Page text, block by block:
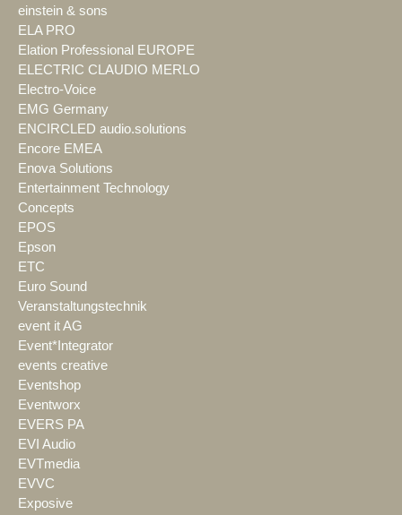
einstein & sons
ELA PRO
Elation Professional EUROPE
ELECTRIC CLAUDIO MERLO
Electro-Voice
EMG Germany
ENCIRCLED audio.solutions
Encore EMEA
Enova Solutions
Entertainment Technology
Concepts
EPOS
Epson
ETC
Euro Sound
Veranstaltungstechnik
event it AG
Event*Integrator
events creative
Eventshop
Eventworx
EVERS PA
EVI Audio
EVTmedia
EVVC
Exposive